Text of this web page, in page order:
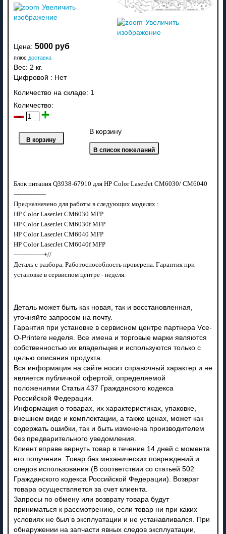
Увеличить
изображение
Увеличить
изображение
Цена: 5000 руб
плюс доставка
Вес: 2 кг.
Цифровой : Нет
Количество на складе: 1
Количество:
В корзину
Блок питания Q3938-67910 для HP Color LaserJet CM6030/ CM6040
----------------
Предназначено для работы в следующих моделях :
HP Color LaserJet CM6030 MFP
HP Color LaserJet CM6030f MFP
HP Color LaserJet CM6040 MFP
HP Color LaserJet CM6040f MFP
---------------+//
Деталь с разбора. Работоспособность проверена. Гарантия при
установке в сервисном центре - неделя.
Деталь может быть как новая, так и восстановленная,
уточняйте запросом на почту.
Гарантия при установке в сервисном центре партнера Vce-
O-Printere неделя. Все имена и торговые марки являются
собственностью их владельцев и используются только с
целью описания продукта.
Вся информация на сайте носит справочный характер и не
является публичной офертой, определяемой
положениями Статьи 437 Гражданского кодекса
Российской Федерации.
Информация о товарах, их характеристиках, упаковке,
внешнем виде и комплектации, а также ценах, может как
содержать ошибки, так и быть изменена производителем
без предварительного уведомления.
Клиент вправе вернуть товар в течение 14 дней с момента
его получения. Товар без механических повреждений и
следов использования (В соответствии со статьей 502
Гражданского кодекса Российской Федерации). Возврат
товара осуществляется за счет клиента.
Запросы по обмену или возврату товара будут
приниматься к рассмотрению, если товар ни при каких
условиях не был в эксплуатации и не устанавливался. При
обнаружении на запчасти явных следов эксплуатации,